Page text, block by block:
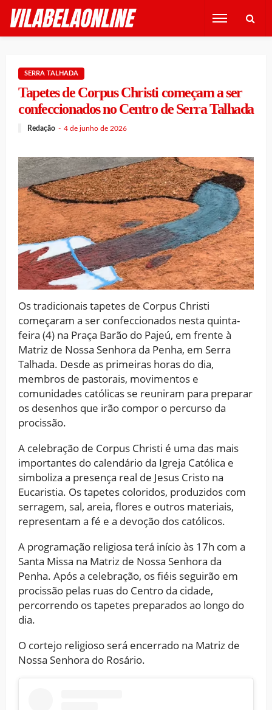
SERRA TALHADA
Tapetes de Corpus Christi começam a ser
confeccionados no Centro de Serra Talhada
Redação 4 de junho de 2026
Os tradicionais tapetes de Corpus Christi
começaram a ser confeccionados nesta quinta-
feira (4) na Praça Barão do Pajeú, em frente à
Matriz de Nossa Senhora da Penha, em Serra
Talhada. Desde as primeiras horas do dia,
membros de pastorais, movimentos e
comunidades católicas se reuniram para preparar
os desenhos que irão compor o percurso da
procissão.
A celebração de Corpus Christi é uma das mais
importantes do calendário da Igreja Católica e
simboliza a presença real de Jesus Cristo na
Eucaristia. Os tapetes coloridos, produzidos com
serragem, sal, areia, flores e outros materiais,
representam a fé e a devoção dos católicos.
A programação religiosa terá início às 17h com a
Santa Missa na Matriz de Nossa Senhora da
Penha. Após a celebração, os fiéis seguirão em
procissão pelas ruas do Centro da cidade,
percorrendo os tapetes preparados ao longo do
dia.
O cortejo religioso será encerrado na Matriz de
Nossa Senhora do Rosário.